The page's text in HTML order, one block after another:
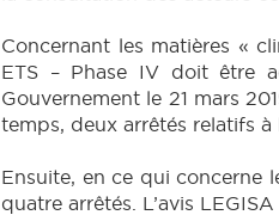
Concernant les matières «
ETS – Phase IV doit être
Gouvernement le 21 mars
temps, deux arrêtés relatifs
Ensuite, en ce qui concerne
quatre arrêtés. L’avis